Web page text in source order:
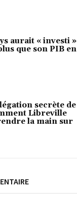
aurait « investi »
que son PIB en
secrète de
Libreville
la main sur